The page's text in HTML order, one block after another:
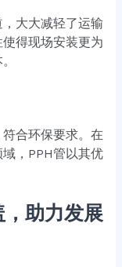
大大减轻了运输
得现场安装更为
合环保要求。在
，PPH管以其优
助力发展